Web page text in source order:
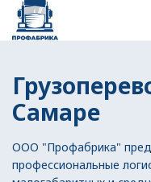
Самаре
ООО "Профабрика"
профессиональные